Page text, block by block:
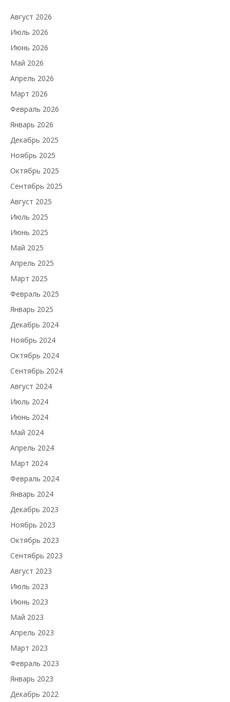
Август 2026
Июль 2026
Июнь 2026
Май 2026
Апрель 2026
Март 2026
Февраль 2026
Январь 2026
Декабрь 2025
Ноябрь 2025
Октябрь 2025
Сентябрь 2025
Август 2025
Июль 2025
Июнь 2025
Май 2025
Апрель 2025
Март 2025
Февраль 2025
Январь 2025
Декабрь 2024
Ноябрь 2024
Октябрь 2024
Сентябрь 2024
Август 2024
Июль 2024
Июнь 2024
Май 2024
Апрель 2024
Март 2024
Февраль 2024
Январь 2024
Декабрь 2023
Ноябрь 2023
Октябрь 2023
Сентябрь 2023
Август 2023
Июль 2023
Июнь 2023
Май 2023
Апрель 2023
Март 2023
Февраль 2023
Январь 2023
Декабрь 2022